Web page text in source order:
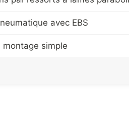
avec EBS
montage simple